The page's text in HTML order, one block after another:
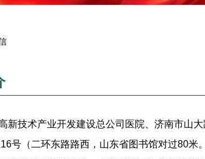
技术产业开发建设总公司医院、济南市山大
号（二环东路路西，山东省图书馆对过80